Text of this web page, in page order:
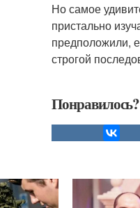
Но самое
пристально
предположили,
строгой